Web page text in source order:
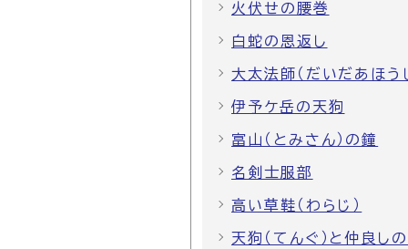
火伏せの腰巻
白蛇の恩返し
大太法師（だいだあほう
伊予ケ岳の天狗
富山（とみさん）の鐘
名剣士服部
高い草鞋（わらじ）
天狗（てんぐ）と仲良し